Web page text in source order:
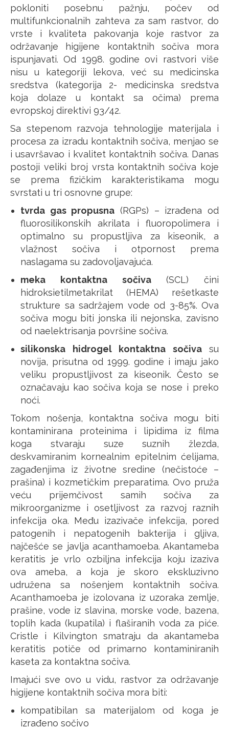
pokloniti posebnu pažnju, počev od
multifunkcionalnih zahteva za sam rastvor, do
vrste i kvaliteta pakovanja koje rastvor za
održavanje higijene kontaktnih sočiva mora
ispunjavati. Od 1998. godine ovi rastvori više
nisu u kategoriji lekova, već su medicinska
sredstva (kategorija 2- medicinska sredstva
koja dolaze u kontakt sa očima) prema
evropskoj direktivi 93/42.
Sa stepenom razvoja tehnologije materijala i
procesa za izradu kontaktnih sočiva, menjao se
i usavršavao i kvalitet kontaktnih sočiva. Danas
postoji veliki broj vrsta kontaktnih sočiva koje
se prema fizičkim karakteristikama mogu
svrstati u tri osnovne grupe:
tvrda gas propusna (RGPs) – izrađena od
fluorosilikonskih akrilata i fluoropolimera i
optimalno su propustljiva za kiseonik, a
vlažnost sočiva i otpornost prema
naslagama su zadovoljavajuća.
meka kontaktna sočiva(SCL) čini
hidroksietilmetakrilat (HEMA) rešetkaste
strukture sa sadržajem vode od 3-85%. Ova
sočiva mogu biti jonska ili nejonska, zavisno
od naelektrisanja površine sočiva.
silikonska hidrogel kontaktna sočivasu
novija, prisutna od 1999. godine i imaju jako
veliku propustljivost za kiseonik. Često se
označavaju kao sočiva koja se nose i preko
noći.
Tokom nošenja, kontaktna sočiva mogu biti
kontaminirana proteinima i lipidima iz filma
koga stvaraju suze suznih žlezda,
deskvamiranim kornealnim epitelnim ćelijama,
zagađenjima iz životne sredine (nečistoće –
prašina) i kozmetičkim preparatima. Ovo pruža
veću prijemčivost samih sočiva za
mikroorganizme i osetljivost za razvoj raznih
infekcija oka. Među izazivače infekcija, pored
patogenih i nepatogenih bakterija i gljiva,
najčešće se javlja acanthamoeba. Akantameba
keratitis je vrlo ozbiljna infekcija koju izaziva
ova ameba, a koja je skoro ekskluzivno
udružena sa nošenjem kontaktnih sočiva.
Acanthamoeba je izolovana iz uzoraka zemlje,
prašine, vode iz slavina, morske vode, bazena,
toplih kada (kupatila) i flaširanih voda za piće.
Cristle i Kilvington smatraju da akantameba
keratitis potiče od primarno kontaminiranih
kaseta za kontaktna sočiva.
Imajući sve ovo u vidu, rastvor za održavanje
higijene kontaktnih sočiva mora biti:
kompatibilan sa materijalom od koga je
izrađeno sočivo